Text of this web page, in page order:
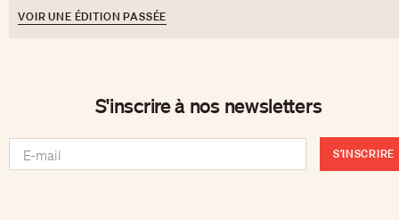
VOIR UNE ÉDITION PASSÉE
S'inscrire à nos newsletters
S'INSCRIRE